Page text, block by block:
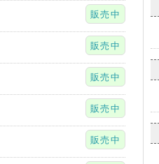
販売中
販売中
販売中
販売中
販売中